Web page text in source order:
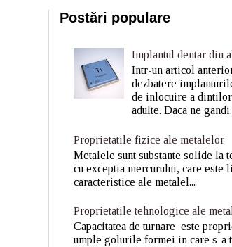
Postări populare
Implantul dentar din
Intr-un articol
dezbatere
de inlocuire a
adulte. Daca ne
Proprietatile fizice ale metalelor
Metalele sunt substante solide la
cu exceptia mercurului, care este
caracteristice ale metalel...
Proprietatile tehnologice ale
Capacitatea de turnare este
umple golurile formei in care s-a